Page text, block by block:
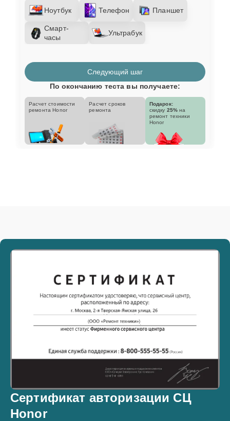
Ноутбук Телефон Планшет
Смарт-
часы
Ультрабук
Следующий шаг
По окончанию теста вы получаете:
Расчет стоимости
ремонта Honor
Расчет сроков
ремонта
Подарок:
скидку 25% на
ремонт техники
Honor
Сертификат авторизации СЦ
Honor